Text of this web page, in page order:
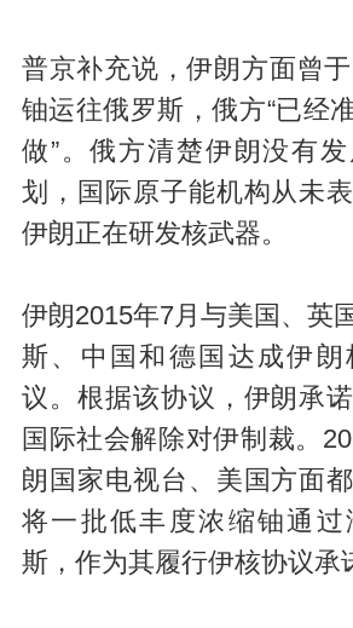
普京补充说，伊朗方面曾
铀运往俄罗斯，俄方“已经
做”。俄方清楚伊朗没有
划，国际原子能机构从未
伊朗正在研发核武器。
伊朗2015年7月与美国、英
斯、中国和德国达成伊
议。根据该协议，伊朗承
国际社会解除对伊制裁。
朗国家电视台、美国方面
将一批低丰度浓缩铀通过
斯，作为其履行伊核协议承